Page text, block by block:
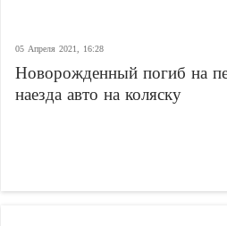
05 Апреля 2021, 16:28
Новорожденный погиб на
наезда авто на коляску